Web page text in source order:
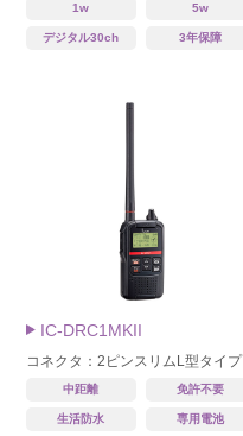
1w 5w
デジタル30ch 3年保障
IC-DRC1MKII
コネクタ：2ピンスリムL型タイプ
中距離 免許不要
生活防水 専用電池